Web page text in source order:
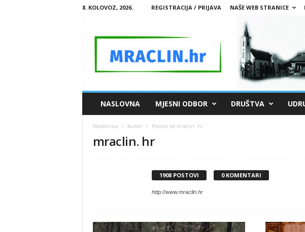
8. KOLOVOZ, 2026. REGISTRACIJA / PRIJAVA NAŠE WEB STRANICE
M
A
NASLOVNA MJESNI ODBOR DRUŠTVA
Naslovnica Autori Postovi od mraclin. hr
mraclin. hr
1908 POSTOVI 0 KOMENTARI
http://www.mraclin.hr